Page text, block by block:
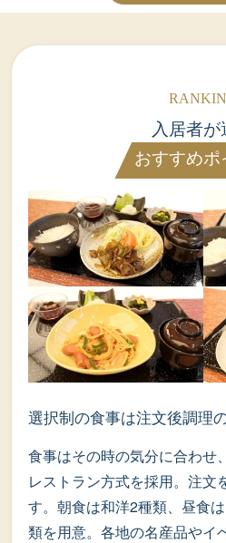
入居者が
おすすめポ
選択制の食事は注文後調理
食事はその時の気分に合わせ
レストラン方式を採用。注文
す。朝食は和洋2種類、昼食
類を用意。各地の名産品やイ